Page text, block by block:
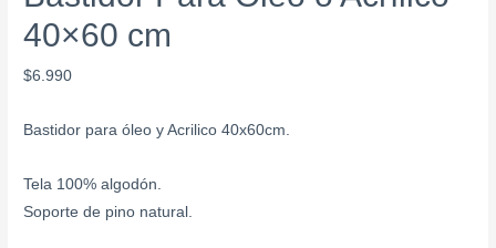
40×60 cm
$6.990
Bastidor para óleo y Acrilico 40x60cm.
Tela 100% algodón.
Soporte de pino natural.